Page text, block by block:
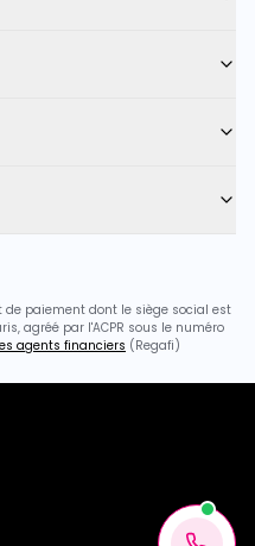
paiement dont le siège social est
agréé par l'ACPR sous le numéro
agents financiers (Regafi)